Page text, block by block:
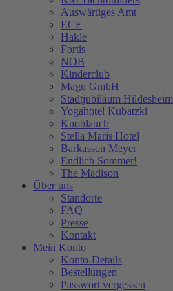
Auswärtiges Amt
ECE
Hakle
Fortis
NOB
Kinderclub
Magu GmbH
Stadtjubiläum Hildesheim
Yogahotel Kubatzki
Knoblauch
Stella Maris Hotel
Barkassen Meyer
Endlich Sommer!
The Madison
Über uns
Standorte
FAQ
Presse
Kontakt
Mein Konto
Konto-Details
Bestellungen
Passwort vergessen